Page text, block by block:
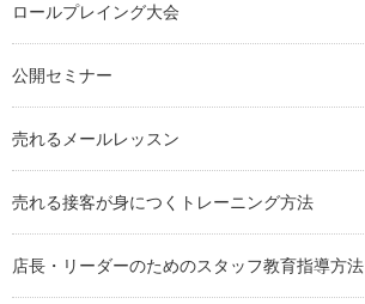
ロールプレイング大会
公開セミナー
売れるメールレッスン
売れる接客が身につくトレーニング方法
店長・リーダーのためのスタッフ教育指導方法